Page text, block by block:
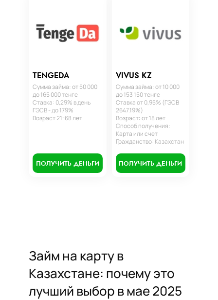
TENGEDA
Сумма займа: от 50 000
до 165 000 тенге
Ставка: 0,29% в день
ГЭСВ - до 179%
Возраст 21-68 лет
ПОЛУЧИТЬ ДЕНЬГИ
VIVUS KZ
Сумма займа: от 10 000
до 153 150 тенге
Ставка от 0,95% (ГЭСВ
2647.19%)
Возраст: от 18 лет
Способ получения:
Карта или счет
Гражданство: Казахстан
ПОЛУЧИТЬ ДЕНЬГИ
Займ на карту в
Казахстане: почему это
лучший выбор в мае 2025